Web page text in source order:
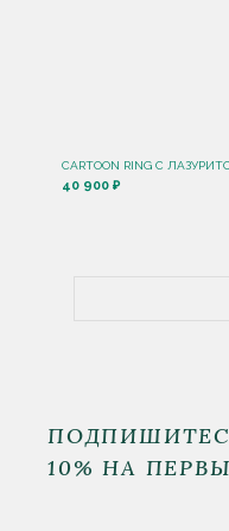
CARTOON RING С
40 900 ₽
10% НА